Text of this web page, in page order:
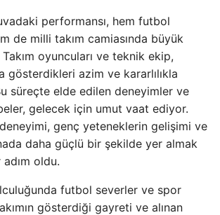
performansı, hem futbol
de milli takım camiasında büyük
Takım oyuncuları ve teknik ekip,
gösterdikleri azim ve kararlılıkla
süreçte elde edilen deneyimler ve
gelecek için umut vaat ediyor.
genç yeteneklerin gelişimi ve
daha güçlü bir şekilde yer almak
oldu.
futbol severler ve spor
gösterdiği gayreti ve alınan